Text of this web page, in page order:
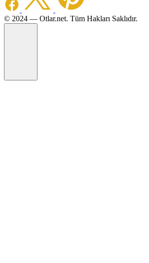
©️ 2024 — Otlar.net. Tüm Hakları Saklıdır.